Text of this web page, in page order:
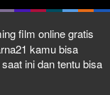
film online gratis
kamu bisa
ini dan tentu bisa